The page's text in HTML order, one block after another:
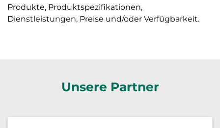
Produkte, Produktspezifikationen,
Dienstleistungen, Preise und/oder Verfügbarkeit.
Unsere Partner